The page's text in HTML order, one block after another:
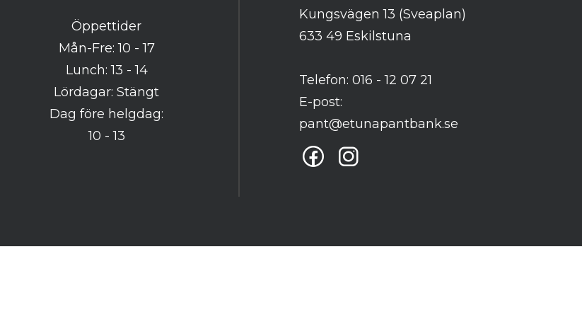
Öppettider
Mån-Fre: 10 - 17
Lunch: 13 - 14
Lördagar: Stängt
Dag före helgdag:
10 - 13
Kungsvägen 13 (Sveaplan)
633 49 Eskilstuna
Telefon: 016 - 12 07 21
E-post:
pant@etunapantbank.se